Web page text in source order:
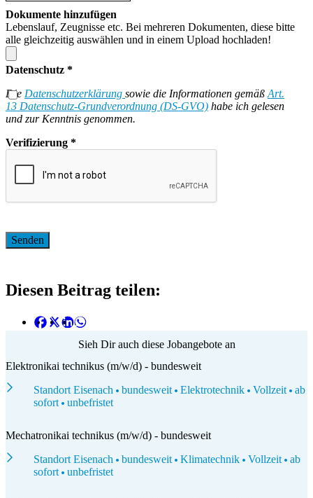
Dokumente hinzufügen
Lebenslauf, Zeugnisse etc. Bei mehreren Dokumenten, diese bitte
alle gleichzeitig auswählen und in einem Upload hochladen!
Datenschutz *
Die Datenschutzerklärung sowie die Informationen gemäß Art.
13 Datenschutz-Grundverordnung (DS-GVO) habe ich gelesen
und zur Kenntnis genommen.
Verifizierung *
Diesen Beitrag teilen:
Sieh Dir auch diese Jobangebote an
Elektronikai technikus (m/w/d) - bundesweit
Standort Eisenach
bundesweit Elektrotechnik Vollzeit
ab
sofort
unbefristet
Mechatronikai technikus (m/w/d) - bundesweit
Standort Eisenach
bundesweit Klimatechnik Vollzeit
ab
sofort
unbefristet